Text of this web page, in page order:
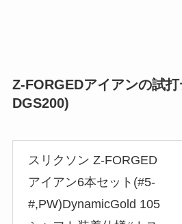
Z-FORGEDアイアンの試打
DGS200)
スリクソン Z-FORGED
アイアン6本セット(#5-
#,PW)DynamicGold 105